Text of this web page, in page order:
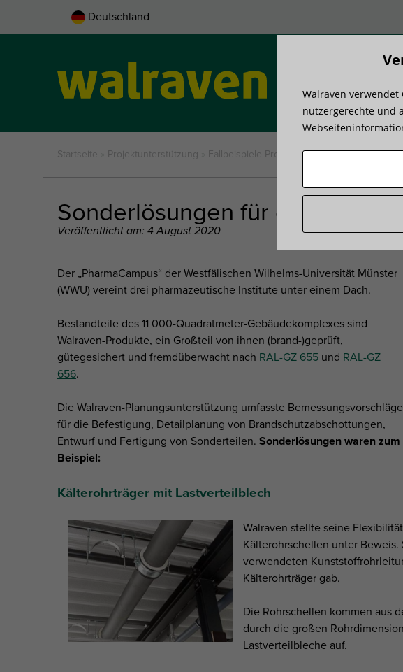
Deutschland
Produktsysteme
Startseite Projekt­unterstützung Fallbeispiele Projektlösungen»
Sonderlösungen für den
Veröffentlicht am: 4 August 2020
Der „PharmaCampus“ der Westfälischen Wilhelms-Universität Münster
(WWU) vereint drei pharmazeutische Institute unter einem Dach.
Bestandteile des 11 000-Quadratmeter-Gebäudekomplexes sind
Walraven-Produkte, ein Großteil von ihnen (brand-)geprüft,
gütegesichert und fremdüberwacht nach RAL-GZ 655 und RAL-GZ
656.
Die Walraven-Planungsunterstützung umfasste Bemessungsvorschläge
für die Befestigung, Detailplanung von Brandschutzabschottungen,
Entwurf und Fertigung von Sonderteilen. Sonderlösungen waren zum
Beispiel:
Kälterohrträger mit Lastverteilblech
Walraven stellte seine
Kälterohrschellen unter
verwendeten
Kälterohrträger gab.
Die Rohrschellen kommen aus
durch die großen
Lastverteilbleche auf.
Walraven verwendet
nutzergerechte und